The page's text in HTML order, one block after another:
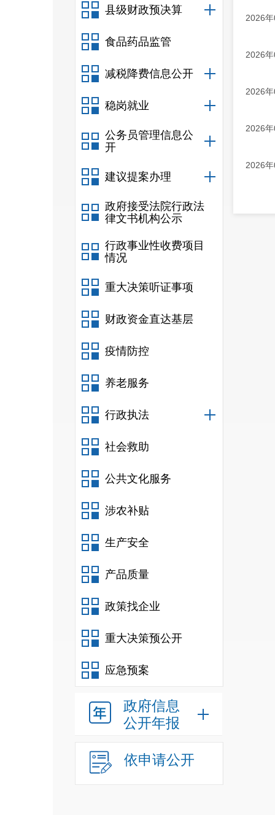
县级财政预决算
食品药品监管
减税降费信息公开
稳岗就业
公务员管理信息公
开
建议提案办理
政府接受法院行政法
律文书机构公示
行政事业性收费项目
情况
重大决策听证事项
财政资金直达基层
疫情防控
养老服务
行政执法
社会救助
公共文化服务
涉农补贴
生产安全
产品质量
政策找企业
重大决策预公开
应急预案
政府信息
公开年报
依申请公开
2026
2026
2026
2026
2026